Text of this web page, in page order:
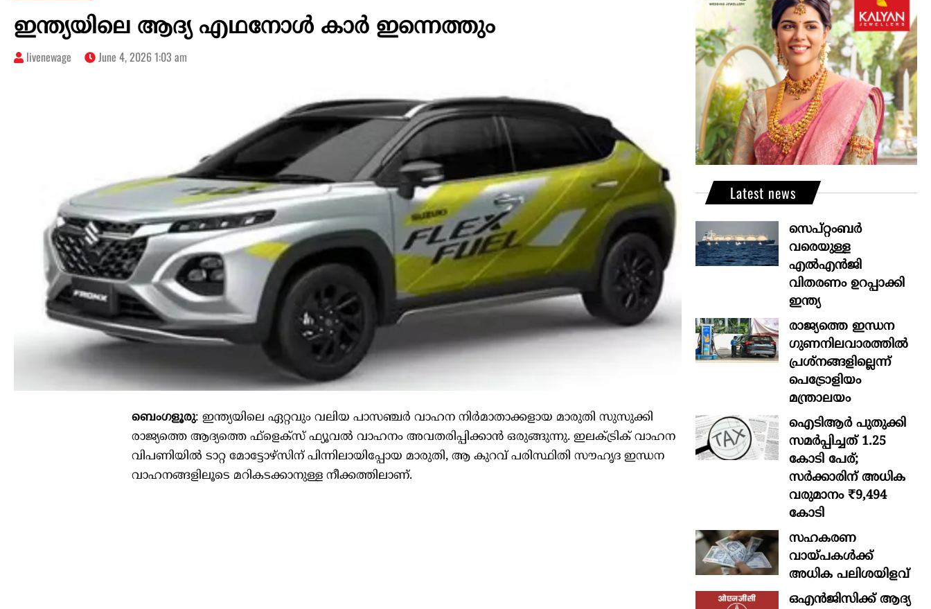
ഇന്ത്യയിലെ ആദ്യ എഥനോൾ കാർ ഇന്നെത്തും
livenewage June 4, 2026 1:03 am
ബെംഗളൂരു: ഇന്ത്യയിലെ ഏറ്റവും വലിയ പാസഞ്ചർ വാഹന നിർമാതാക്കളായ മാരുതി സുസുക്കി
രാജ്യത്തെ ആദ്യത്തെ ഫ്‌ളെക്‌സ് ഫ്യൂവൽ വാഹനം അവതരിപ്പിക്കാൻ ഒരുങ്ങുന്നു. ഇലക്ട്രിക് വാഹന
വിപണിയിൽ ടാറ്റ മോട്ടോഴ്‌സിന് പിന്നിലായിപ്പോയ മാരുതി, ആ കുറവ് പരിസ്ഥിതി സൗഹൃദ ഇന്ധന
വാഹനങ്ങളിലൂടെ മറികടക്കാനുള്ള നീക്കത്തിലാണ്.
Latest news
സെപ്റ്റംബർ
വരെയുള്ള
എൽഎൻജി
വിതരണം ഉറപ്പാക്കി
ഇന്ത്യ
രാജ്യത്തെ ഇന്ധന
ഗുണനിലവാരത്തില്‍
പ്രശ്‌നങ്ങളില്ലെന്ന്
പെട്രോളിയം
മന്ത്രാലയം
ഐടിആര്‍ പുതുക്കി
സമർപ്പിച്ചത് 1.25
കോടി പേര്;
സർക്കാരിന് അധിക
വരുമാനം ₹9,494
കോടി
സഹകരണ
വായ്പകള്‍ക്ക്
അധിക പലിശയിളവ്
ഒഎന്‍ജിസിക്ക് ആദ്യ